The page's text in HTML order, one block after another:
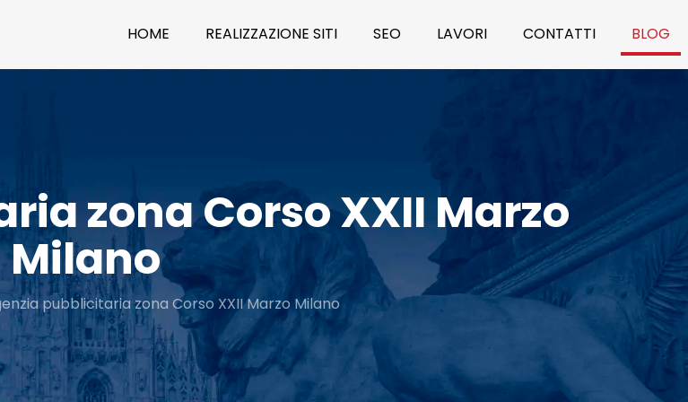
HOME REALIZZAZIONE SITI SEO LAVORI CONTATTI BLOG
zona Corso XXII Marzo
Milano
pubblicitaria zona Corso XXII Marzo Milano